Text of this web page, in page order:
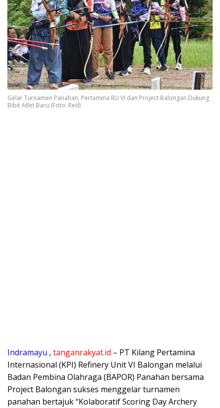
Gelar Turnamen Panahan, Pertamina RU VI dan Project Balongan Dukung
Bibit Atlet Baru (Foto: Red)
Indramayu , tanganrakyat.id – PT Kilang Pertamina
Internasional (KPI) Refinery Unit VI Balongan melalui
Badan Pembina Olahraga (BAPOR) Panahan bersama
Project Balongan sukses menggelar turnamen
panahan bertajuk “Kolaboratif Scoring Day Archery